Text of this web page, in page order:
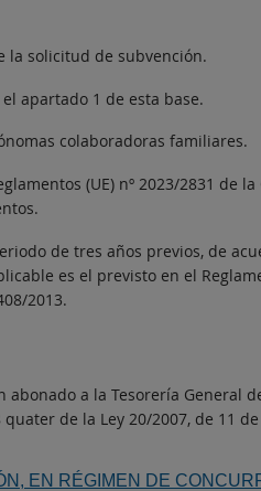
la solicitud de subvención.
apartado 1 de esta base.
colaboradoras familiares.
(UE) nº 2023/2831 de
de tres años previos, de
es el previsto en el
2013.
a la Tesorería General
de la Ley 20/2007, de 11
EN RÉGIMEN DE